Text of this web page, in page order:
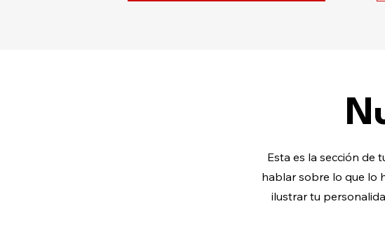
Esta es la sección de
hablar sobre lo que lo
ilustrar tu